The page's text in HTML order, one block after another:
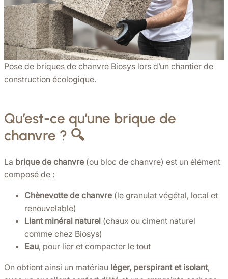
Pose de briques de chanvre Biosys lors d’un chantier de
construction écologique.
Qu’est-ce qu’une brique de
chanvre ? 🔍
La brique de chanvre (ou bloc de chanvre) est un élément
composé de :
Chènevotte de chanvre (le granulat végétal, local et
renouvelable)
Liant minéral naturel (chaux ou ciment naturel
comme chez Biosys)
Eau, pour lier et compacter le tout
On obtient ainsi un matériau léger, perspirant et isolant,